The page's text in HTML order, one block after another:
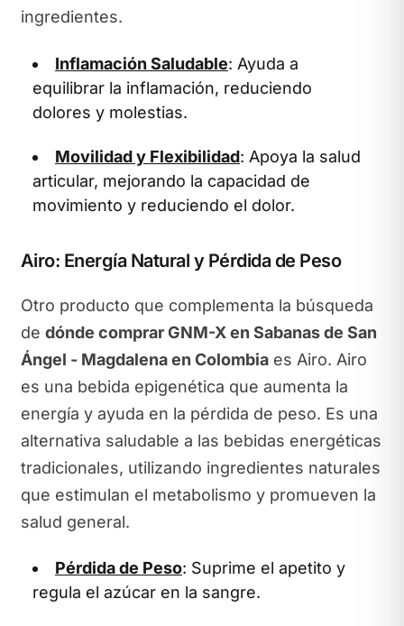
ingredientes.
Inflamación Saludable: Ayuda a
equilibrar la inflamación, reduciendo
dolores y molestias.
Movilidad y Flexibilidad: Apoya la salud
articular, mejorando la capacidad de
movimiento y reduciendo el dolor.
Airo: Energía Natural y Pérdida de Peso
Otro producto que complementa la búsqueda
de dónde comprar GNM-X en Sabanas de San
Ángel - Magdalena en Colombiaes Airo. Airo
es una bebida epigenética que aumenta la
energía y ayuda en la pérdida de peso. Es una
alternativa saludable a las bebidas energéticas
tradicionales, utilizando ingredientes naturales
que estimulan el metabolismo y promueven la
salud general.
Pérdida de Peso: Suprime el apetito y
regula el azúcar en la sangre.